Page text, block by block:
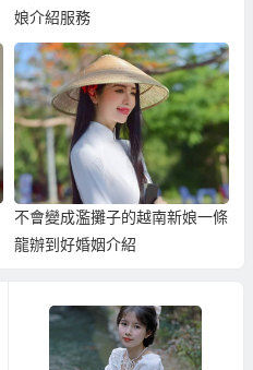
娘介紹服務
不會變成濫攤子的越南新娘一條
龍辦到好婚姻介紹